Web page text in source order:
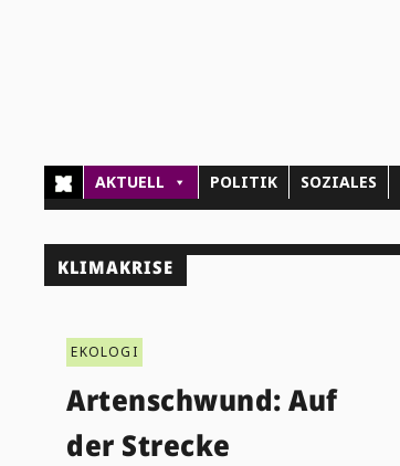
AKTUELL POLITIK SOZIALES
KLIMAKRISE
EKOLOGI
Artenschwund: Auf
der Strecke